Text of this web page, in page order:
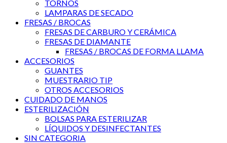
TORNOS
LAMPARAS DE SECADO
FRESAS / BROCAS
FRESAS DE CARBURO Y CERÁMICA
FRESAS DE DIAMANTE
FRESAS / BROCAS DE FORMA LLAMA
ACCESORIOS
GUANTES
MUESTRARIO TIP
OTROS ACCESORIOS
CUIDADO DE MANOS
ESTERILIZACIÓN
BOLSAS PARA ESTERILIZAR
LÍQUIDOS Y DESINFECTANTES
SIN CATEGORIA